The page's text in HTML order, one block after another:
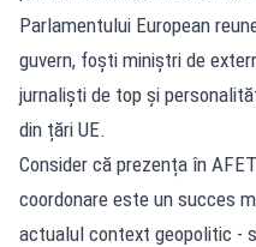
Parlamentului European
guvern, foști miniștri de
jurnaliști de top și
din țări UE.
Consider că prezența în
coordonare este un succes
actualul context geopolitic -